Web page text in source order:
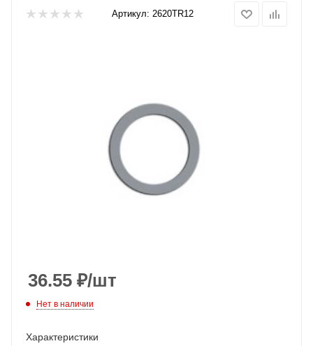
Артикул: 2620TR12
36.55 ₽/шт
Нет в наличии
Характеристики